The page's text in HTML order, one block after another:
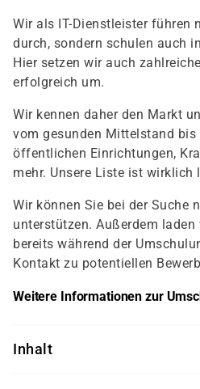
Wir als IT-Dienstleister führen
durch, sondern schulen auch
Hier setzen wir auch
erfolgreich um.
Wir kennen daher den Markt
vom gesunden Mittelstand bis
öffentlichen Einrichtungen,
mehr. Unsere Liste ist wirklich
Wir können Sie bei der Suche
unterstützen. Außerdem
bereits während der
Kontakt zu potentiellen
Weitere Informationen zur
Inhalt